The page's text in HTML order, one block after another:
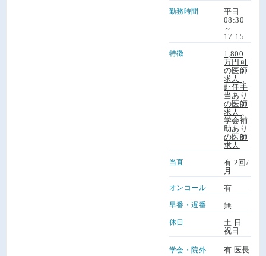
勤務時間
平日
08:30
～
17:15
特徴
1,800
万円可
の医師
求人
赴任手
当あり
の医師
求人
学会補
助あり
の医師
求人
当直
有 2回/
月
オンコール 有
早番・遅番 無
休日
土 日
祝日
学会・院外 有 医長